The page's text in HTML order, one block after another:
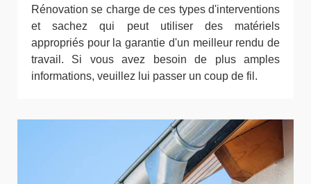
Rénovation se charge de ces types d'interventions
et sachez qui peut utiliser des matériels
appropriés pour la garantie d'un meilleur rendu de
travail. Si vous avez besoin de plus amples
informations, veuillez lui passer un coup de fil.